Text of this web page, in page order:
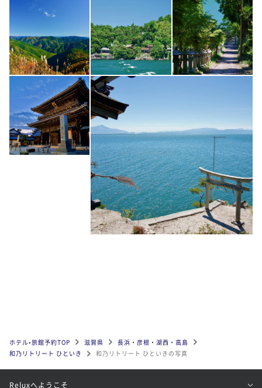
ホテル•旅館予約TOP 滋賀県
長浜・彦根・湖西・高島
和乃リトリート ひといき
和乃リトリート ひといきの写真
Reluxへようこそ